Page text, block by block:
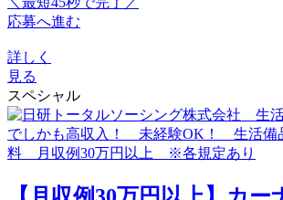
応募へ進む
詳しく
見る
スペシャル